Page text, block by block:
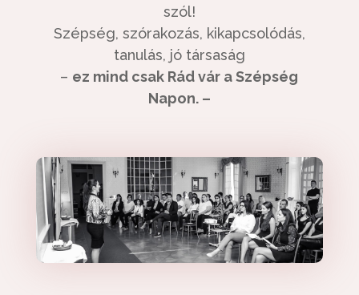
szól!
Szépség, szórakozás, kikapcsolódás,
tanulás, jó társaság
– ez mind csak Rád vár a Szépség
Napon. –